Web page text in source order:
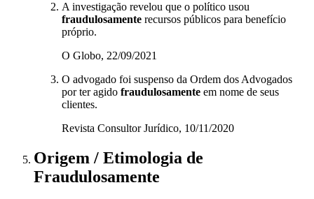
A investigação revelou que o político usou
fraudulosamente recursos públicos para benefício
próprio.
O Globo, 22/09/2021
O advogado foi suspenso da Ordem dos Advogados
por ter agido fraudulosamente em nome de seus
clientes.
Revista Consultor Jurídico, 10/11/2020
Origem / Etimologia de
Fraudulosamente